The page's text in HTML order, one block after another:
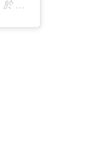
於 PDT 2020 年 10月